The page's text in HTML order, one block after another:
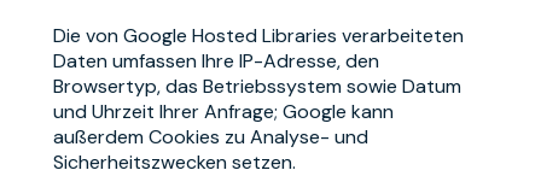
Die von Google Hosted Libraries verarbeiteten
Daten umfassen Ihre IP-Adresse, den
Browsertyp, das Betriebssystem sowie Datum
und Uhrzeit Ihrer Anfrage; Google kann
außerdem Cookies zu Analyse- und
Sicherheitszwecken setzen.